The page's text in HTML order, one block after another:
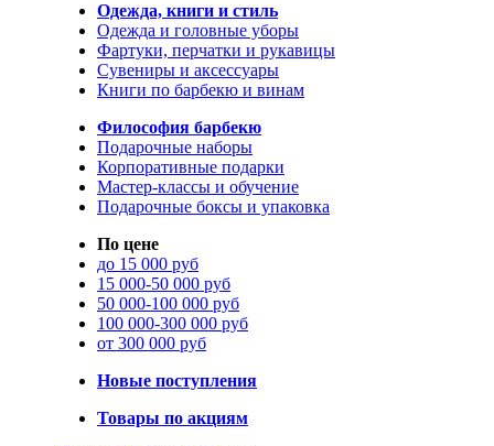
Одежда, книги и стиль
Одежда и головные уборы
Фартуки, перчатки и рукавицы
Сувениры и аксессуары
Книги по барбекю и винам
Философия барбекю
Подарочные наборы
Корпоративные подарки
Мастер-классы и обучение
Подарочные боксы и упаковка
По цене
до 15 000 руб
15 000-50 000 руб
50 000-100 000 руб
100 000-300 000 руб
от 300 000 руб
Новые поступления
Товары по акциям